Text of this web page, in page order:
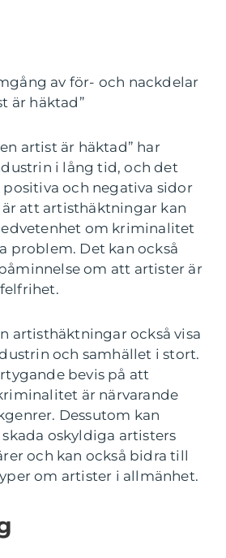
av för- och nackdelar
är häktad”
artist är häktad” har
i lång tid, och det
och negativa sidor
är att artisthäktningar kan
om kriminalitet
problem. Det kan också
om att artister är
artisthäktningar också visa
och samhället i stort.
bevis på att
är närvarande
Dessutom kan
oskyldiga artisters
och kan också bidra till
om artister i allmänhet.